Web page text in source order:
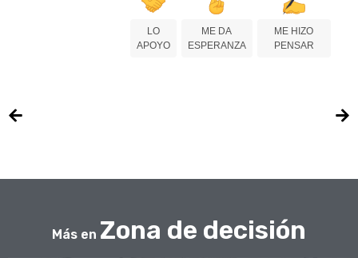
LO
APOYO
ME DA
ESPERANZA
ME HIZO
PENSAR
Más en Zona de decisión